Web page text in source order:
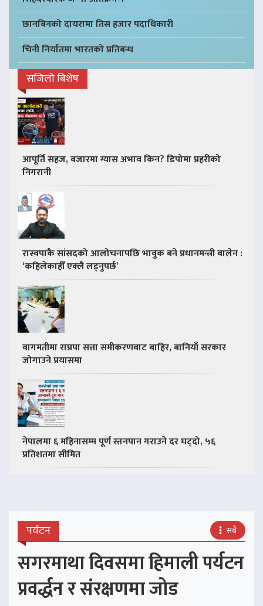
छानबिनको दायरामा तिस हजार पदाधिकारी
चिनी निर्यातमा भारतको प्रतिबन्ध
सजिलो बिशेष
आपूर्ति सहज, बजारमा ग्यास अभाव किन? डिपोमा प्रहरीको
निगरानी
रास्वपाकै सांसदको आलोचनापछि भावुक बने प्रधानमन्त्री बालेन :
‘कहिलेकाहीँ एक्लै लड्नुपर्छ’
बागमतीमा राप्रपा सत्ता समीकरणबाट बाहिर, बानियाँ सरकार
जोगाउने प्रयासमा
नेपालमा ६ महिनासम्म पूर्ण स्तनपान गराउने दर घट्दो, ५६
प्रतिशतमा सीमित
पर्यटन सबै
सगरमाथा दिवसमा हिमाली पर्यटन
प्रवर्द्धन र संरक्षणमा जोड